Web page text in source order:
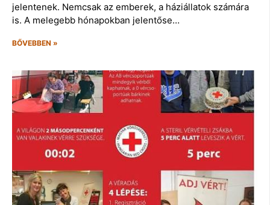
jelentenek. Nemcsak az emberek, a háziállatok számára
is. A melegebb hónapokban jelentőse…
BŐVEBBEN »